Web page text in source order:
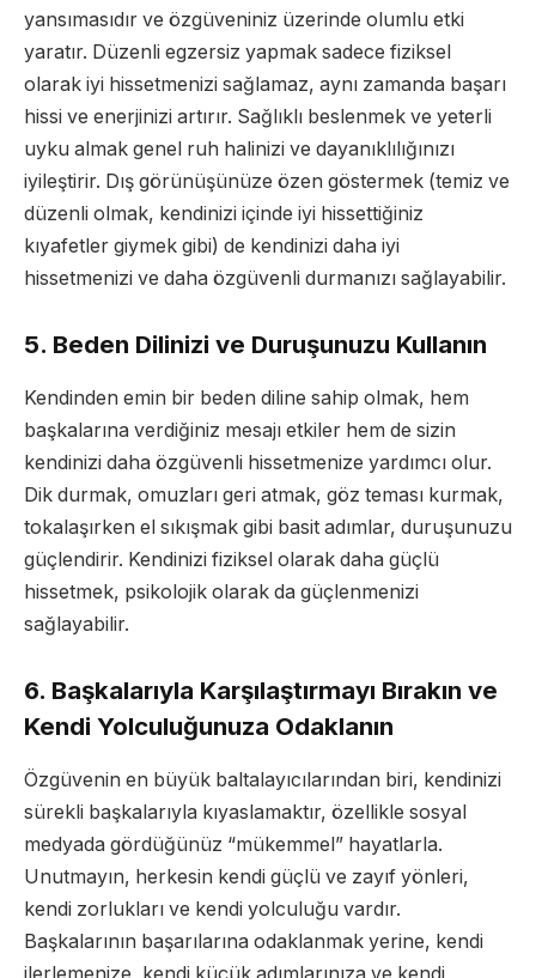
yansımasıdır ve özgüveniniz üzerinde olumlu etki
yaratır. Düzenli egzersiz yapmak sadece fiziksel
olarak iyi hissetmenizi sağlamaz, aynı zamanda başarı
hissi ve enerjinizi artırır. Sağlıklı beslenmek ve yeterli
uyku almak genel ruh halinizi ve dayanıklılığınızı
iyileştirir. Dış görünüşünüze özen göstermek (temiz ve
düzenli olmak, kendinizi içinde iyi hissettiğiniz
kıyafetler giymek gibi) de kendinizi daha iyi
hissetmenizi ve daha özgüvenli durmanızı sağlayabilir.
5. Beden Dilinizi ve Duruşunuzu Kullanın
Kendinden emin bir beden diline sahip olmak, hem
başkalarına verdiğiniz mesajı etkiler hem de sizin
kendinizi daha özgüvenli hissetmenize yardımcı olur.
Dik durmak, omuzları geri atmak, göz teması kurmak,
tokalaşırken el sıkışmak gibi basit adımlar, duruşunuzu
güçlendirir. Kendinizi fiziksel olarak daha güçlü
hissetmek, psikolojik olarak da güçlenmenizi
sağlayabilir.
6. Başkalarıyla Karşılaştırmayı Bırakın ve
Kendi Yolculuğunuza Odaklanın
Özgüvenin en büyük baltalayıcılarından biri, kendinizi
sürekli başkalarıyla kıyaslamaktır, özellikle sosyal
medyada gördüğünüz “mükemmel” hayatlarla.
Unutmayın, herkesin kendi güçlü ve zayıf yönleri,
kendi zorlukları ve kendi yolculuğu vardır.
Başkalarının başarılarına odaklanmak yerine, kendi